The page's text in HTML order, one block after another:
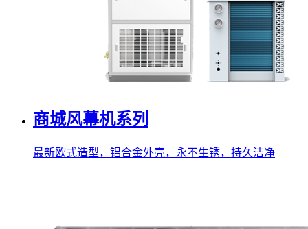
商城风幕机系列
最新欧式造型，铝合金外壳，永不生锈，持久洁净